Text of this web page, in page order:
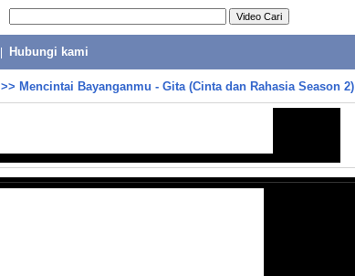
Hubungi kami
>> Mencintai Bayanganmu - Gita (Cinta dan Rahasia Season 2)